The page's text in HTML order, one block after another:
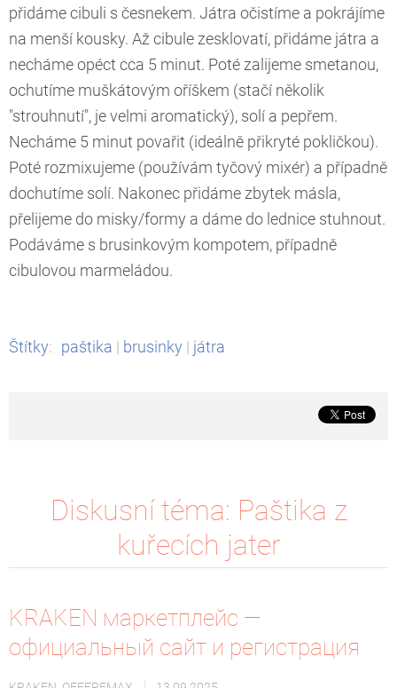
přidáme cibuli s česnekem. Játra očistíme a pokrájíme
na menší kousky. Až cibule zesklovatí, přidáme játra a
necháme opéct cca 5 minut. Poté zalijeme smetanou,
ochutíme muškátovým oříškem (stačí několik
"strouhnutí", je velmi aromatický), solí a pepřem.
Necháme 5 minut povařit (ideálně přikryté pokličkou).
Poté rozmixujeme (používám tyčový mixér) a případně
dochutíme solí. Nakonec přidáme zbytek másla,
přelijeme do misky/formy a dáme do lednice stuhnout.
Podáváme s brusinkovým kompotem, případně
cibulovou marmeládou.
Štítky: paštika brusinky játra
Diskusní téma: Paštika z
kuřecích jater
KRAKEN маркетплейс —
официальный сайт и регистрация